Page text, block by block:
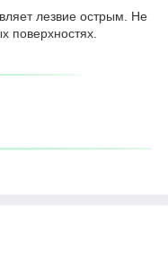
лезвие острым. Не
поверхностях.